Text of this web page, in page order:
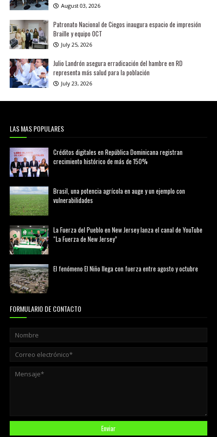
August 03, 2026
Patronato Nacional de Ciegos inaugura espacio de impresión
Braille y equipo OCT
July 25, 2026
Julio Landrón asegura erradicación del hambre en RD
representa más salud para la población
July 23, 2026
LAS MAS POPULARES
Créditos digitales en República Dominicana registran
crecimiento histórico de más de 150%
Brasil, una potencia agrícola en auge y un ejemplo con
vulnerabilidades
La Fuerza del Pueblo en New Jersey lanza el canal de YouTube
“La Fuerza de New Jersey”
El fenómeno El Niño llega con fuerza entre agosto y octubre
FORMULARIO DE CONTACTO